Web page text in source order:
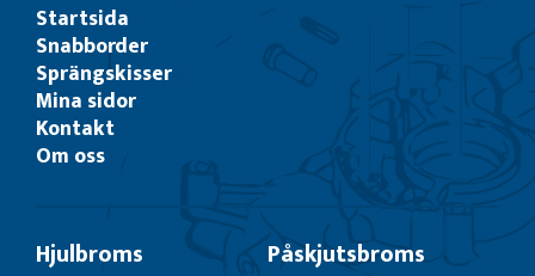
Startsida
Snabborder
Sprängskisser
Mina sidor
Kontakt
Om oss
Hjulbroms Påskjutsbroms